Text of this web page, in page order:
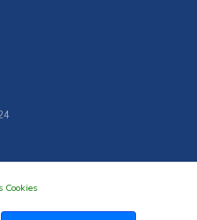
Cookies